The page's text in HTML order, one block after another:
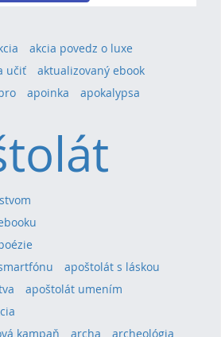
akcia povedz o luxe
učiť
aktualizovaný ebook
apoinka
apokalypsa
apoštolát s láskou
apoštolát umením
kampaň
archa
archeológia